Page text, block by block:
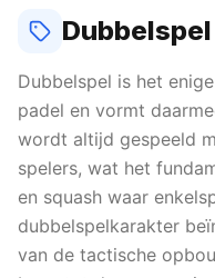
Dubbelspel
Dubbelspel is het
padel en vormt
wordt altijd gespeeld
spelers, wat het
en squash waar
dubbelspelkarakter
van de tactische